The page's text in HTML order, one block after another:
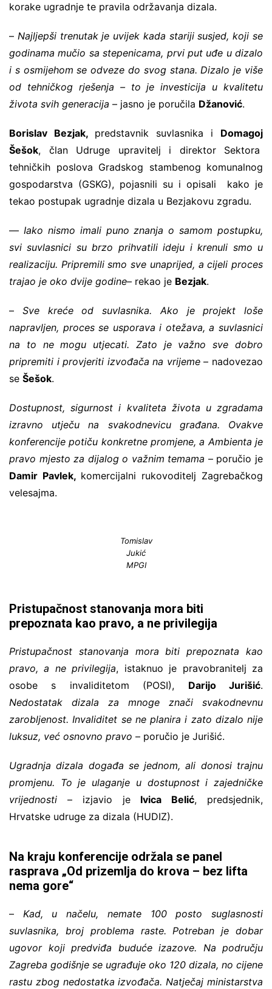
korake ugradnje te pravila održavanja dizala.
– Najljepši trenutak je uvijek kada stariji susjed, koji se
godinama mučio sa stepenicama, prvi put uđe u dizalo
i s osmijehom se odveze do svog stana. Dizalo je više
od tehničkog rješenja – to je investicija u kvalitetu
života svih generacija – jasno je poručila Džanović.
Borislav Bezjak, predstavnik suvlasnika i Domagoj
Šešok, član Udruge upravitelj i direktor Sektora
tehničkih poslova Gradskog stambenog komunalnog
gospodarstva (GSKG), pojasnili su i opisali kako je
tekao postupak ugradnje dizala u Bezjakovu zgradu.
— Iako nismo imali puno znanja o samom postupku,
svi suvlasnici su brzo prihvatili ideju i krenuli smo u
realizaciju. Pripremili smo sve unaprijed, a cijeli proces
trajao je oko dvije godine– rekao je Bezjak.
– Sve kreće od suvlasnika. Ako je projekt loše
napravljen, proces se usporava i otežava, a suvlasnici
na to ne mogu utjecati. Zato je važno sve dobro
pripremiti i provjeriti izvođača na vrijeme– nadovezao
se Šešok.
Dostupnost, sigurnost i kvaliteta života u zgradama
izravno utječu na svakodnevicu građana. Ovakve
konferencije potiču konkretne promjene, a Ambienta je
pravo mjesto za dijalog o važnim temama – poručio je
Damir Pavlek, komercijalni rukovoditelj Zagrebačkog
velesajma.
Tomislav
Jukić
MPGI
Pristupačnost stanovanja mora biti
prepoznata kao pravo, a ne privilegija
Pristupačnost stanovanja mora biti prepoznata kao
pravo, a ne privilegija, istaknuo je pravobranitelj za
osobe s invaliditetom (POSI), Darijo Jurišić.
Nedostatak dizala za mnoge znači svakodnevnu
zarobljenost. Invaliditet se ne planira i zato dizalo nije
luksuz, već osnovno pravo – poručio je Jurišić.
Ugradnja dizala događa se jednom, ali donosi trajnu
promjenu. To je ulaganje u dostupnost i zajedničke
vrijednosti – izjavio je Ivica Belić, predsjednik,
Hrvatske udruge za dizala (HUDIZ).
Na kraju konferencije održala se panel
rasprava „Od prizemlja do krova – bez lifta
nema gore“
– Kad, u načelu, nemate 100 posto suglasnosti
suvlasnika, broj problema raste. Potreban je dobar
ugovor koji predviđa buduće izazove. Na području
Zagreba godišnje se ugrađuje oko 120 dizala, no cijene
rastu zbog nedostatka izvođača. Natječaj ministarstva